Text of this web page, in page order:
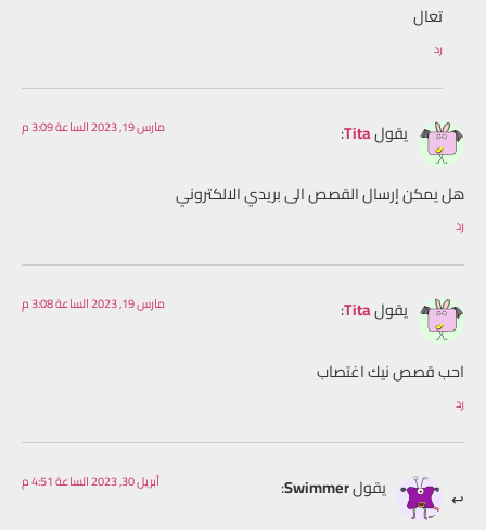
تعال
رد
يقولTita
: مارس 19, 2023 الساعة 3:09 م
هل يمكن إرسال القصص الى بريدي الالكتروني
رد
يقولTita
: مارس 19, 2023 الساعة 3:08 م
احب قصص نيك اغتصاب
رد
يقولSwimmer
: أبريل 30, 2023 الساعة 4:51 م